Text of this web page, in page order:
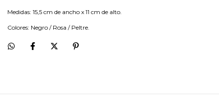
Medidas: 15,5 cm de ancho x 11 cm de alto.
Colores: Negro / Rosa / Peltre.